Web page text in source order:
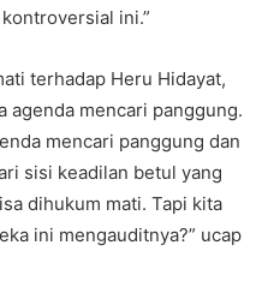
ini.”
terhadap Heru Hidayat,
agenda mencari panggung.
mencari panggung dan
sisi keadilan betul yang
dihukum mati. Tapi kita
ini mengauditnya?” ucap